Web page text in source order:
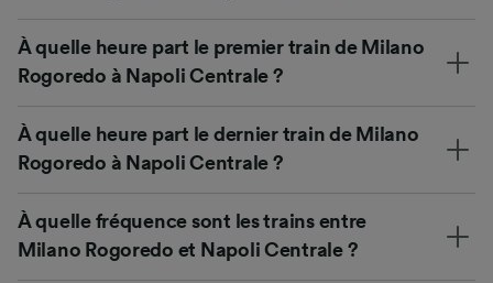
À quelle heure part le premier train de Milano
Rogoredo à Napoli Centrale ?
À quelle heure part le dernier train de Milano
Rogoredo à Napoli Centrale ?
À quelle fréquence sont les trains entre
Milano Rogoredo et Napoli Centrale ?